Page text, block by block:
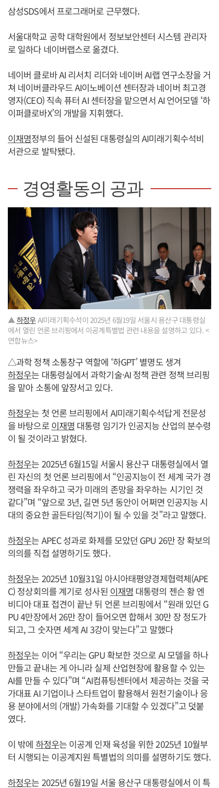
삼성SDS에서 프로그래머로 근무했다.
서울대학교 공학 대학원에서 정보보안센터 시스템 관리자
로 일하다 네이버랩스로 옮겼다.
네이버 클로바 AI 리서치 리더와 네이버 AI랩 연구소장을 거
쳐 네이버클라우드 AI이노베이션 센터장과 네이버 최고경
영자(CEO) 직속 퓨터 AI 센터장을 맡으면서 AI 언어모델 ‘하
이퍼클로바X’의 개발을 지휘했다.
이재명정부의 들어 신설된 대통령실의 AI미래기획수석비
서관으로 발탁됐다.
경영활동의 공과
▲하정우AI미래기획수석이 2025년 6월19일 서울시 용산구 대통령실
에서 열린 언론 브리핑에서 이공계특별법 관련 내용을 설명하고 있다. <
연합뉴스>
△과학 정책 소통창구 역할에 ‘하GPT’ 별명도 생겨
하정우는 대통령실에서 과학기술·AI 정책 관련 정책 브리핑
을 맡아 소통에 앞장서고 있다.
하정우는 첫 언론 브리핑에서 AI미래기획수석답게 전문성
을 바탕으로이재명 대통령 임기가 인공지능 산업의 분수령
이 될 것이라고 밝혔다.
하정우는 2025년 6월15일 서울시 용산구 대통령실에서 열
린 자신의 첫 언론 브리핑에서 “인공지능이 전 세계 국가 경
쟁력을 좌우하고 국가 미래의 존망을 좌우하는 시기인 것
같다”며 “앞으로 3년, 길면 5년 동안이 어쩌면 인공지능 시
대의 중요한 골든타임(적기)이 될 수 있을 것”라고 말했다.
하정우는 APEC 성과로 화제를 모았던 GPU 26만 장 확보의
의의를 직접 설명하기도 했다.
하정우는 2025년 10월31일 아시아태평양경제협력체(APE
C) 정상회의를 계기로 성사된 이재명 대통령의 젠슨 황 엔
비디아 대표 접견이 끝난 뒤 언론 브리핑에서 “원래 있던 G
PU 4만장에서 26만 장이 들어오면 합해서 30만 장 정도가
되고, 그 숫자면 세계 AI 3강이 맞는다”고 말했다
하정우는 이어 “우리는 GPU 확보한 것으로 AI 모델을 하나
만들고 끝내는 게 아니라 실제 산업현장에 활용할 수 있는
AI를 만들 수 있다”며 “AI컴퓨팅센터에서 제공하는 것을 국
가대표 AI 기업이나 스타트업이 활용해서 원천기술이나 응
용 분야에서의 (개발) 가속화를 기대할 수 있겠다”고 덧붙
였다.
이 밖에 하정우는 이공계 인재 육성을 위한 2025년 10월부
터 시행되는 이공계지원 특별법의 의미를 설명하기도 했다.
하정우는 2025년 6월19일 서울 용산구 대통령실에서 이 특